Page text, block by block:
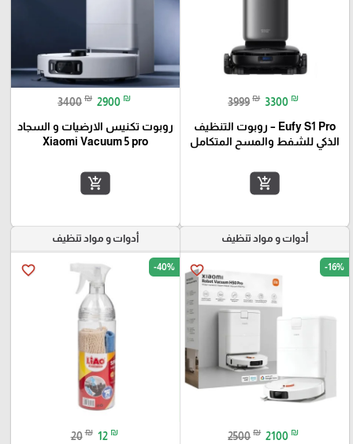
3999 ₪ 3300 ₪
Eufy S1 Pro – روبوت التنظيف
الذكي للشفط والمسح المتكامل
add_shopping_cart
3400 ₪ 2900 ₪
روبوت تكنيس الارضيات و السجاد
Xiaomi Vacuum 5 pro
add_shopping_cart
أدوات و مواد تنظيف
favorite_border -16%
2500 ₪ 2100 ₪
أدوات و مواد تنظيف
favorite_border -40%
20 ₪ 12 ₪